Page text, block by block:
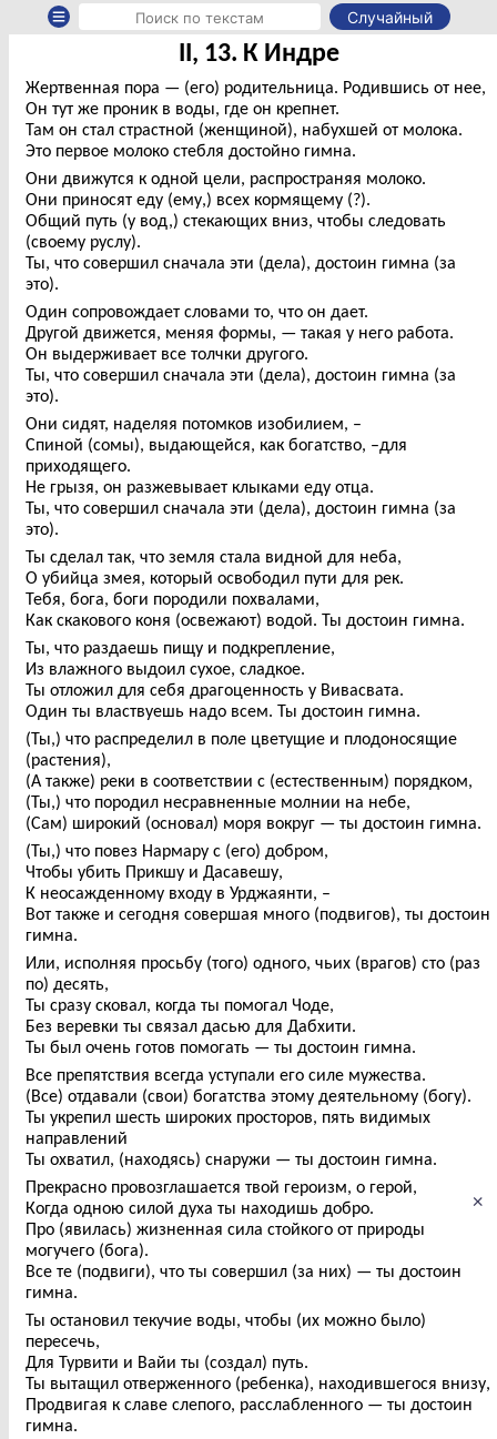
Случайный
×
II, 13. К Индре
Жертвенная пора — (его) родительница. Родившись от нее,
Он тут же проник в воды, где он крепнет.
Там он стал страстной (женщиной), набухшей от молока.
Это первое молоко стебля достойно гимна.
Они движутся к одной цели, распространяя молоко.
Они приносят еду (ему,) всех кормящему (?).
Общий путь (у вод,) стекающих вниз, чтобы следовать
(своему руслу).
Ты, что совершил сначала эти (дела), достоин гимна (за
это).
Один сопровождает словами то, что он дает.
Другой движется, меняя формы, — такая у него работа.
Он выдерживает все толчки другого.
Ты, что совершил сначала эти (дела), достоин гимна (за
это).
Они сидят, наделяя потомков изобилием, –
Спиной (сомы), выдающейся, как богатство, –для
приходящего.
Не грызя, он разжевывает клыками еду отца.
Ты, что совершил сначала эти (дела), достоин гимна (за
это).
Ты сделал так, что земля стала видной для неба,
О убийца змея, который освободил пути для рек.
Тебя, бога, боги породили похвалами,
Как скакового коня (освежают) водой. Ты достоин гимна.
Ты, что раздаешь пищу и подкрепление,
Из влажного выдоил сухое, сладкое.
Ты отложил для себя драгоценность у Вивасвата.
Один ты властвуешь надо всем. Ты достоин гимна.
(Ты,) что распределил в поле цветущие и плодоносящие
(растения),
(А также) реки в соответствии с (естественным) порядком,
(Ты,) что породил несравненные молнии на небе,
(Сам) широкий (основал) моря вокруг — ты достоин гимна.
(Ты,) что повез Нармару с (его) добром,
Чтобы убить Прикшу и Дасавешу,
К неосажденному входу в Урджаянти, –
Вот также и сегодня совершая много (подвигов), ты достоин
гимна.
Или, исполняя просьбу (того) одного, чьих (врагов) сто (раз
по) десять,
Ты сразу сковал, когда ты помогал Чоде,
Без веревки ты связал дасью для Дабхити.
Ты был очень готов помогать — ты достоин гимна.
Все препятствия всегда уступали его силе мужества.
(Все) отдавали (свои) богатства этому деятельному (богу).
Ты укрепил шесть широких просторов, пять видимых
направлений
Ты охватил, (находясь) снаружи — ты достоин гимна.
Прекрасно провозглашается твой героизм, о герой,
Когда одною силой духа ты находишь добро.
Про (явилась) жизненная сила стойкого от природы
могучего (бога).
Все те (подвиги), что ты совершил (за них) — ты достоин
гимна.
Ты остановил текучие воды, чтобы (их можно было)
пересечь,
Для Турвити и Вайи ты (создал) путь.
Ты вытащил отверженного (ребенка), находившегося внизу,
Продвигая к славе слепого, расслабленного — ты достоин
гимна.